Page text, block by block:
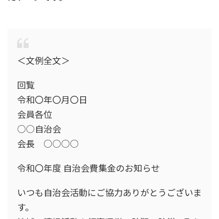
＜文例全文＞
回覧
令和〇年〇月〇日
会員各位
○○自治会
会長 ○○○○
令和〇年度 自治会費集金のお知らせ
いつも自治会活動にご協力ありがとうございま
す。